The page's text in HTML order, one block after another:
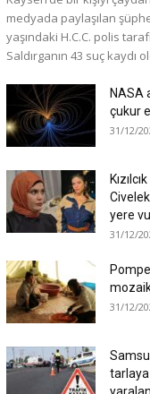
medyada paylaşılan
yaşındaki H.C.C. polis
Saldırganın 43 suç kaydı
NASA
çukur
31/12/
yere
31/12/
31/12/